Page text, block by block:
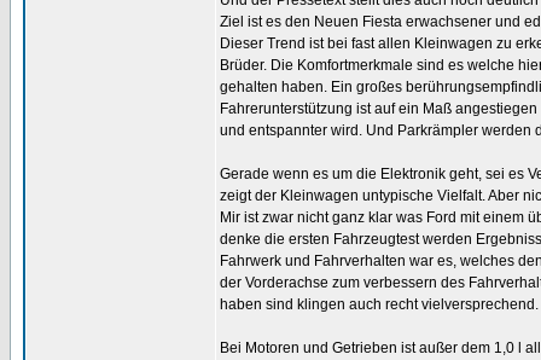
Ziel ist es den Neuen Fiesta erwachsener und
Dieser Trend ist bei fast allen Kleinwagen zu
Brüder. Die Komfortmerkmale sind es welche
gehalten haben. Ein großes
Fahrerunterstützung ist auf ein Maß
und entspannter wird. Und Parkrämpler werden
Gerade wenn es um die Elektronik geht, sei es
zeigt der Kleinwagen untypische Vielfalt. Aber
Mir ist zwar nicht ganz klar was Ford mit einem
denke die ersten Fahrzeugtest werden
Fahrwerk und Fahrverhalten war es, welches
der Vorderachse zum verbessern des
haben sind klingen auch recht vielversprechend.
Bei Motoren und Getrieben ist außer dem 1,0 l